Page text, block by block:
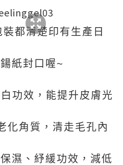
都清楚印有生產日
紙封口喔~
功效，能提升皮膚光
化角質，清走毛孔內
濕、紓緩功效，減低